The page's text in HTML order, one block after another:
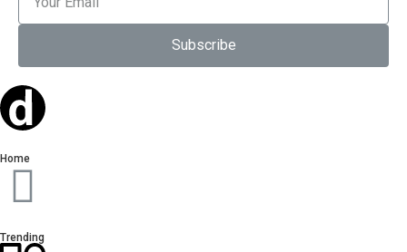
Subscribe
Home
Trending